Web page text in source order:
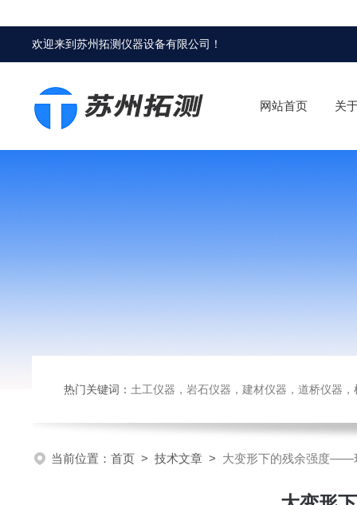
欢迎来到苏州拓测仪器设备有限公司 ！
网站首页 关
热门关键词： 土工仪器，岩石仪器，建材仪器，道桥仪器，检测
当前位置： 首页 > 技术文章 > 大变形下的残余强度——